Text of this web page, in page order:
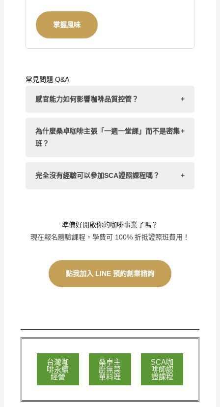
掌握風味
常見問題 Q&A
感官能力如何影響咖啡品質控管？ +
為什麼桑卓咖啡主張「一週一堂課」而不是密集
班？
+
完全沒有經驗可以參加SCA證照課程嗎？ +
準備好開啟你的咖啡事業了嗎？
現在報名體驗課程，學費可 100% 折抵證照班費用！
點我加入 LINE 預約創業諮詢
台灣咖
啡永續
經營
桑卓主
廚無菜
單料理
SCA咖
啡師認
證課程